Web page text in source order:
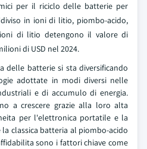
per il riciclo delle batterie per
in ioni di litio, piombo-acido,
di litio detengono il valore di
di USD nel 2024.
delle batterie si sta diversificando
adottate in modi diversi nelle
e di accumulo di energia.
a crescere grazie alla loro alta
per l'elettronica portatile e la
classica batteria al piombo-acido
sono i fattori chiave come